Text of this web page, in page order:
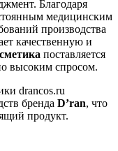
Благодаря
медицинским
производства
качественную и
поставляется
высоким спросом.
drancos.ru
бренда D’ran, что
продукт.